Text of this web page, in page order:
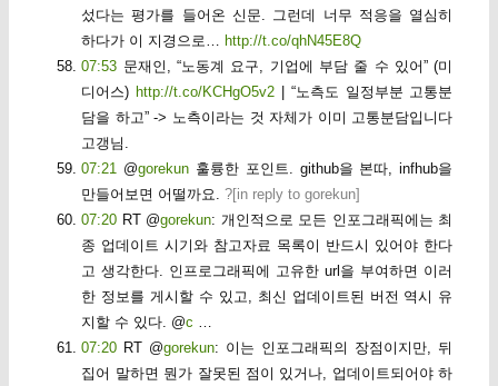
섰다는 평가를 들어온 신문. 그런데 너무 적응을 열심히
하다가 이 지경으로… http://t.co/qhN45E8Q
07:53 문재인, “노동계 요구, 기업에 부담 줄 수 있어” (미
디어스) http://t.co/KCHgO5v2 | “노측도 일정부분 고통분
담을 하고” -> 노측이라는 것 자체가 이미 고통분담입니다
고갱님.
07:21 @gorekun 훌륭한 포인트. github을 본따, infhub을
만들어보면 어떨까요. ?[in reply to gorekun]
07:20 RT @gorekun: 개인적으로 모든 인포그래픽에는 최
종 업데이트 시기와 참고자료 목록이 반드시 있어야 한다
고 생각한다. 인프로그래픽에 고유한 url을 부여하면 이러
한 정보를 게시할 수 있고, 최신 업데이트된 버전 역시 유
지할 수 있다. @c …
07:20 RT @gorekun: 이는 인포그래픽의 장점이지만, 뒤
집어 말하면 뭔가 잘못된 점이 있거나, 업데이트되어야 하